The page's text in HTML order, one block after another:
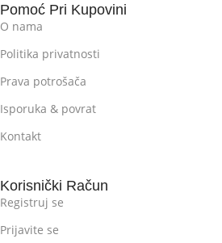
Pomoć Pri Kupovini
O nama
Politika privatnosti
Prava potrošača
Isporuka & povrat
Kontakt
Korisnički Račun
Registruj se
Prijavite se